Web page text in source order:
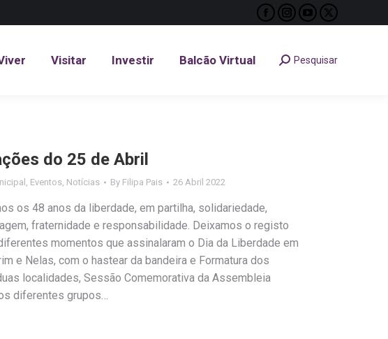
Facebook
opens
Instagram
opens
YouTube
opens
X
opens
Visitar Investir Balcão Virtual Search:Pesquisar
do 25 de Abril
, Eventos, Notícias By Filipa Pais 26 Abril 2022
os 48 anos da liberdade, em partilha, solidariedade,
fraternidade e responsabilidade. Deixamos o registo
momentos que assinalaram o Dia da Liberdade em
e Nelas, com o hastear da bandeira e Formatura dos
localidades, Sessão Comemorativa da Assembleia
diferentes grupos…
Visitar Investir Balcão Virtual Search:
Pesquisar